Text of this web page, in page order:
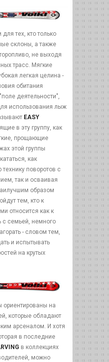
тех, кто только
склоны, а также
не выходя
трасс. Мягкие
легкая целина -
обитания
деятельности",
использования лыж
EASY
в эту группу, как
прощающие
этой группы
как
поворотов с
так и осваивая
образом
тем, кто к
относится как к
с семьей, немного
- словом тем,
и испытывать
на крутых
на
которые обладают
арсеналом. И хотя
в последние
в коллекциях
можно